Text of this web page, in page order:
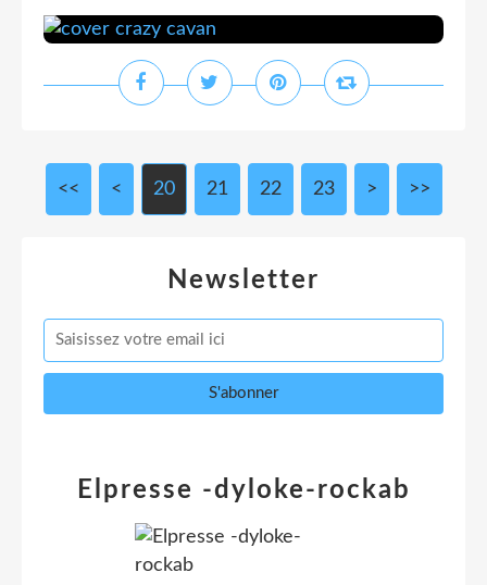
<< < 10
20 21 22 23 > >>
Newsletter
Elpresse -dyloke-rockab